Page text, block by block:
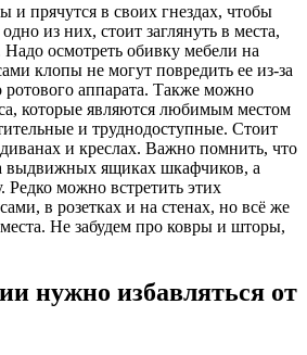
и прячутся в своих гнездах, чтобы
из них, стоит заглянуть в места,
Надо осмотреть обивку мебели на
клопы не могут повредить ее из-за
аппарата. Также можно
которые являются любимым местом
и труднодоступные. Стоит
и креслах. Важно помнить, что
выдвижных ящиках шкафчиков, а
можно встретить этих
в розетках и на стенах, но всё же
Не забудем про ковры и шторы,
нужно избавляться от